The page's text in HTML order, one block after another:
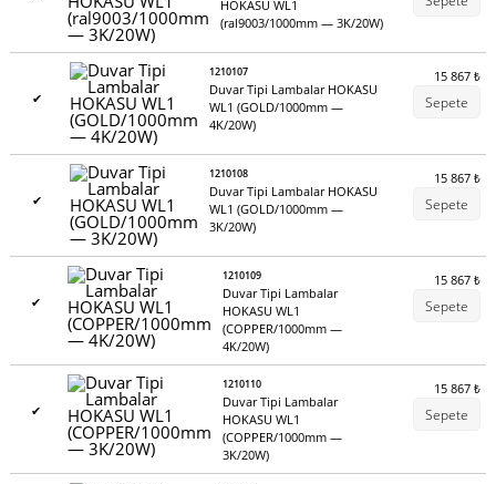
HOKASU WL1
(ral9003/1000mm — 3K/20W)
✔
1210107
Duvar Tipi Lambalar HOKASU
WL1 (GOLD/1000mm —
4K/20W)
15 867₺
Sepete
✔
1210108
Duvar Tipi Lambalar HOKASU
WL1 (GOLD/1000mm —
3K/20W)
15 867₺
Sepete
✔
1210109
Duvar Tipi Lambalar
HOKASU WL1
(COPPER/1000mm —
4K/20W)
15 867₺
Sepete
✔
1210110
Duvar Tipi Lambalar
HOKASU WL1
(COPPER/1000mm —
3K/20W)
15 867₺
Sepete